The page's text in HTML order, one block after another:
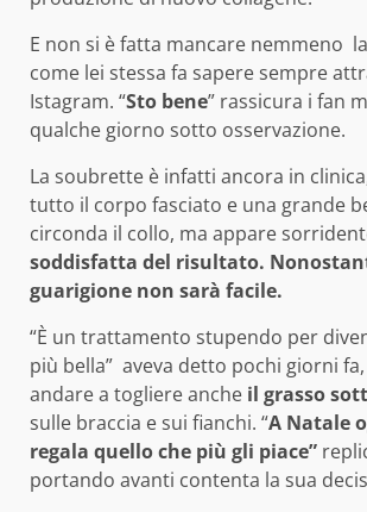
E non si è fatta mancare nemmeno
come lei stessa fa sapere sempre
Istagram. “Sto bene” rassicura i fan
qualche giorno sotto osservazione.
La soubrette è infatti ancora in
tutto il corpo fasciato e una grande
circonda il collo, ma appare
soddisfatta del risultato.
guarigione non sarà facile.
“È un trattamento stupendo per
più bella” aveva detto pochi giorni
andare a togliere anche il grasso
sulle braccia e sui fianchi. “A Natale
regala quello che più gli piace”
portando avanti contenta la sua